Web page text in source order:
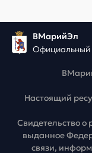
ВМарийЭл
Официальный
Настоящий
Свидетельство
выданное
связи,